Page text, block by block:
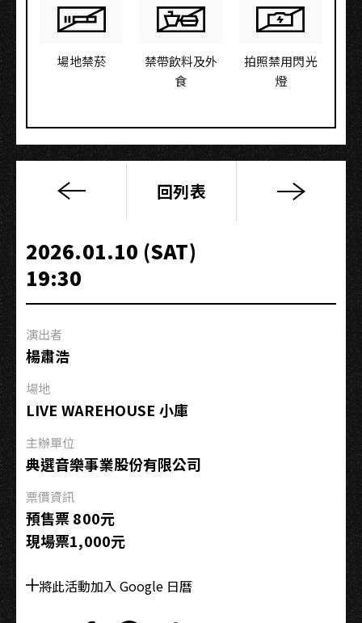
場地禁菸
禁帶飲料及外
食
拍照禁用閃光
燈
LOVE
MUSIC
青
春
校
瑪
夏
國
中
回列表
2026.01.10 (SAT)
19:30
演出者
楊肅浩
場地
LIVE WAREHOUSE 小庫
主辦單位
典選音樂事業股份有限公司
票價資訊
預售票 800元
現場票1,000元
將此活動加入 Google 日曆